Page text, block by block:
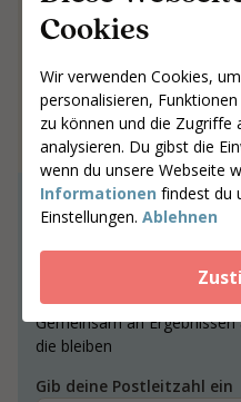
Cookies
Wir verwenden Cookies,
personalisieren,
zu können und die Zugriffe
analysieren. Du gibst die
wenn du unsere Webseite
Informationen findest du
Einstellungen. Ablehnen
Kohlenhydrate
Ballaststoffe
Eiweiß
Gemeinsam an
Ergebnissen
Gemeinsam an
die bleiben
Gib deine Postleitzahl ein